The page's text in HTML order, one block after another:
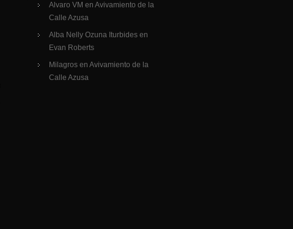
Alvaro VM en Avivamiento de la
Calle Azusa
Alba Nelly Ozuna Iturbides en
Evan Roberts
Milagros en Avivamiento de la
Calle Azusa